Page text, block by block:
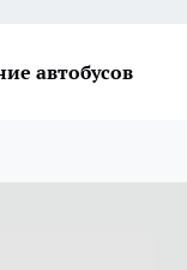
автобусов